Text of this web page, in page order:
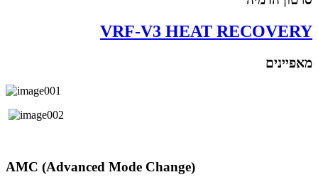
VRF-V3 HEAT RECOVERY
מאפיינים
AMC (Advanced Mode Change)